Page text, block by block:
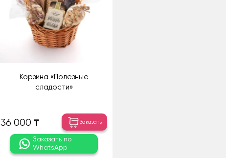
Корзина «Полезные
сладости»
36 000 ₸ Заказать
Заказать по
WhatsApp